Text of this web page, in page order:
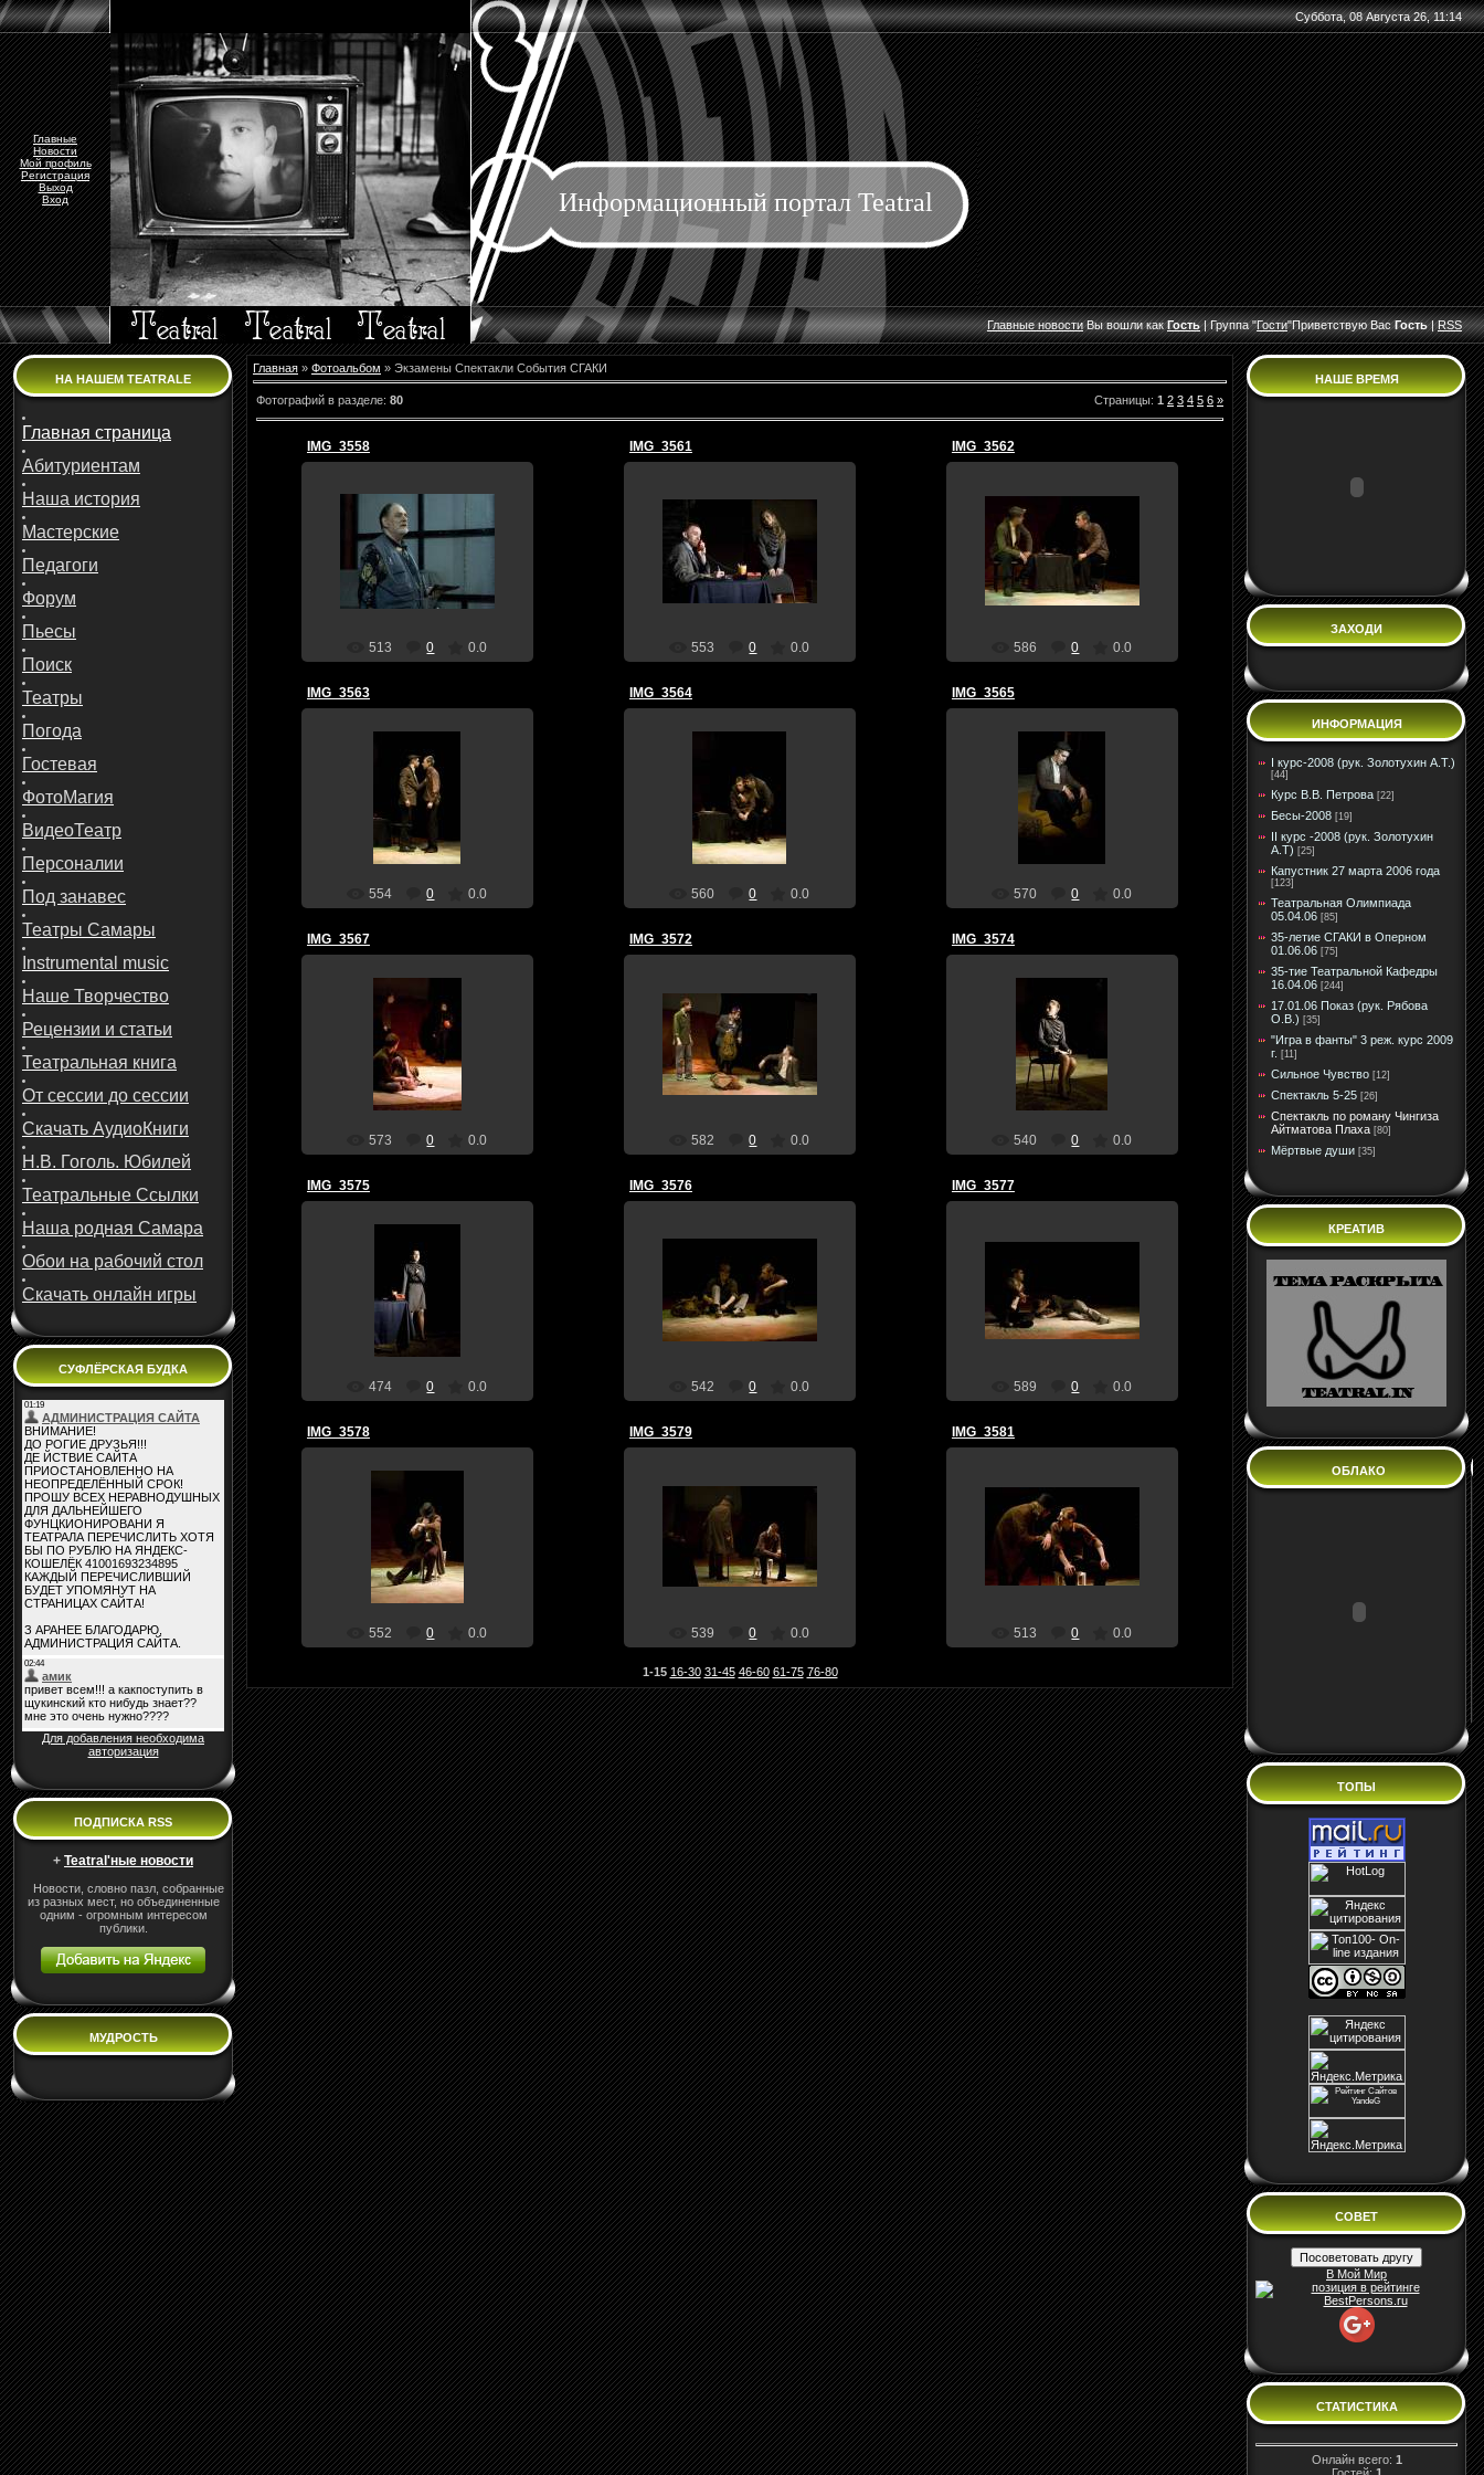
Суббота, 08 Августа 26, 11:14
Главные
Новости
Мой профиль
Регистрация
Выход
Вход
Информационный портал Teatral
ГлавныеновостиВы вошли как Гость|Группа"Гости"Приветствую Вас Гость |RSS
НА НАШЕМ TEATRALE
Главная страница
Абитуриентам
Наша история
Мастерские
Педагоги
Форум
Пьесы
Поиск
Театры
Погода
Гостевая
ФотоМагия
ВидеоТеатр
Персоналии
Под занавес
Театры Самары
Instrumental music
Наше Творчество
Рецензии и статьи
Театральная книга
От сессии до сессии
Скачать АудиоКниги
Н.В. Гоголь. Юбилей
Театральные Ссылки
Наша родная Самара
Обои на рабочий стол
Скачать онлайн игры
СУФЛЁРСКАЯ БУДКА
Для добавления необходима
авторизация
ПОДПИСКА RSS
+ Teatral'ные новости
Новости, словно пазл, собранные
из разных мест, но объединенные
одним - огромным интересом
публики.
МУДРОСТЬ
Главная » Фотоальбом » Экзамены Спектакли События СГАКИ
Фотографий в разделе: 80 Страницы: 1 2 3 4 5 6 »
IMG_3558
30 Апреля 10
teatral
513 0 0.0
IMG_3561
30 Апреля 10
teatral
553 0 0.0
IMG_3562
30 Апреля 10
586 0 0.0
IMG_3563
30 Апреля 10
554 0 0.0
IMG_3564
30 Апреля 10
teatral
560 0 0.0
IMG_3565
30 Апреля 10
teatral
570 0 0.0
IMG_3567
30 Апреля 10
teatral
573 0 0.0
IMG_3572
30 Апреля 10
teatral
582 0 0.0
IMG_3574
30 Апреля 10
teatral
540 0 0.0
IMG_3575
30 Апреля 10
teatral
474 0 0.0
IMG_3576
30 Апреля 10
teatral
542 0 0.0
IMG_3577
30 Апреля 10
teatral
589 0 0.0
IMG_3578
30 Апреля 10
teatral
552 0 0.0
IMG_3579
30 Апреля 10
teatral
539 0 0.0
IMG_3581
30 Апреля 10
teatral
513 0 0.0
1-15 16-30 31-45 46-60 61-75 76-80
НАШЕ ВРЕМЯ
ЗАХОДИ
ИНФОРМАЦИЯ
I курс-2008 (рук. Золотухин А.Т.)
[44]
Курс В.В. Петрова [22]
Бесы-2008 [19]
II курс -2008 (рук. Золотухин
А.Т) [25]
Капустник 27 марта 2006 года
[123]
Театральная Олимпиада
05.04.06 [85]
35-летие СГАКИ в Оперном
01.06.06 [75]
35-тие Театральной Кафедры
16.04.06 [244]
17.01.06 Показ (рук. Рябова
О.В.) [35]
"Игра в фанты" 3 реж. курс 2009
г. [11]
Сильное Чувство [12]
Спектакль 5-25 [26]
Спектакль по роману Чингиза
Айтматова Плаха [80]
Мёртвые души [35]
КРЕАТИВ
ОБЛАКО
ТОПЫ
СОВЕТ
В Мой Мир
СТАТИСТИКА
Онлайн всего: 1